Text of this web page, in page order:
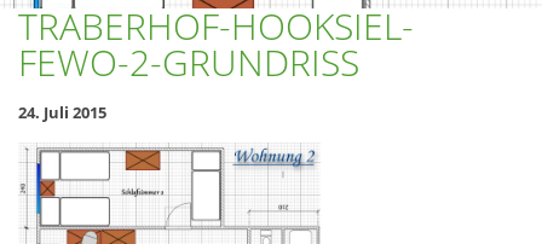
TRABERHOF-HOOKSIEL-
FEWO-2-GRUNDRISS
24. Juli 2015